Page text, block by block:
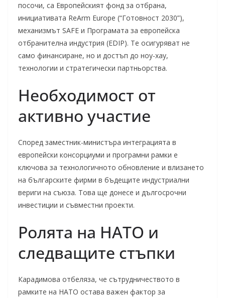
посочи, са Европейският фонд за отбрана,
инициативата ReArm Europe (“Готовност 2030”),
механизмът SAFE и Програмата за европейска
отбранителна индустрия (EDIP). Те осигуряват не
само финансиране, но и достъп до ноу-хау,
технологии и стратегически партньорства.
Необходимост от
активно участие
Според заместник-министъра интеграцията в
европейски консорциуми и програмни рамки е
ключова за технологичното обновление и влизането
на българските фирми в бъдещите индустриални
вериги на съюза. Това ще донесе и дългосрочни
инвестиции и съвместни проекти.
Ролята на НАТО и
следващите стъпки
Карадимова отбеляза, че сътрудничеството в
рамките на НАТО остава важен фактор за